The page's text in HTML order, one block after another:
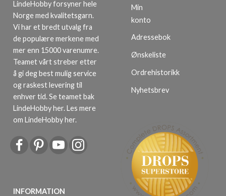
LindeHobby forsyner hele
Norge med kvalitetsgarn.
Vi har et bredt utvalg fra
de populære merkene med
mer enn 15000 varenumre.
Teamet vårt streber etter
å gi deg best mulig service
og raskest levering til
enhver tid. Se teamet bak
LindeHobby her.Les mere
om LindeHobby her.
INFORMATION
Min
konto
Adressebok
Ønskeliste
Ordrehistorikk
Nyhetsbrev